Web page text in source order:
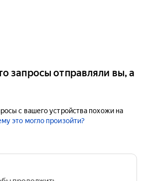
запросы отправляли вы, а
с вашего устройства похожи на
это могло произойти?